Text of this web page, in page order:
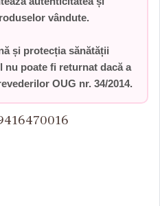
vândute.
și protecția sănătății
nu poate fi returnat dacă a
OUG nr. 34/2014.